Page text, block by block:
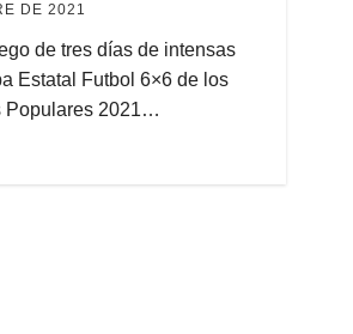
DE 2021
de tres días de intensas
Estatal Futbol 6×6 de los
Populares 2021…